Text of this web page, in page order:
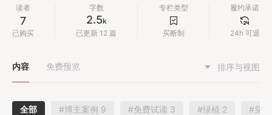
读者
7
已购买
字数
2.5k
已更新 12 篇
专栏类型
买断制
履约承诺
24h 可退
内容 免费预览 排序与视图
全部 #博主案例 9 #免费试读 3 #绿植 2 #穿